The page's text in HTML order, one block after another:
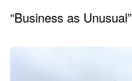
“Business as Unusual”